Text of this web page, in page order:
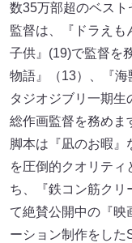
数35万部超のベスト
監督は、『ドラえも
子供』(19)で監督を
物語』（13）、『
タジオジブリ一期生
総作画監督を務めま
脚本は『凪のお暇
を圧倒的クオリテ
ち、『鉄コン筋クリ
て絶賛公開中の『映
ーション制作をした